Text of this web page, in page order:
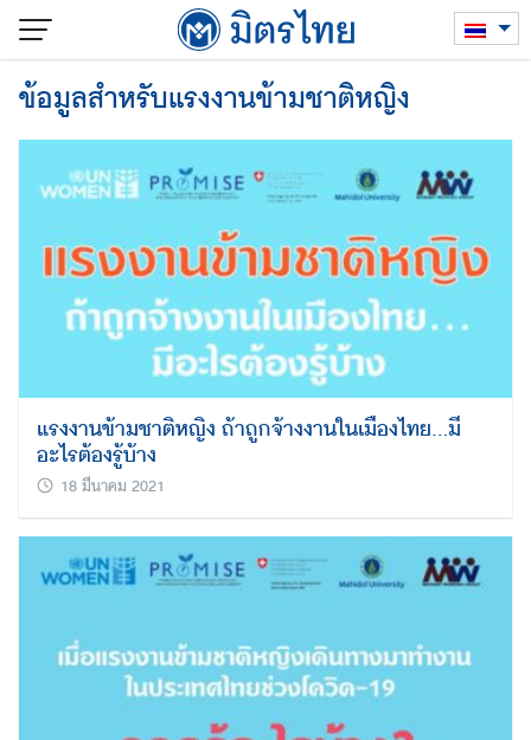
Skip
content
ข้อมูลสำหรับแรงงานข้ามชาติหญิง
แรงงานข้ามชาติหญิง ถ้าถูกจ้างงานในเมืองไทย…มี
อะไรต้องรู้บ้าง
18 มีนาคม 2021